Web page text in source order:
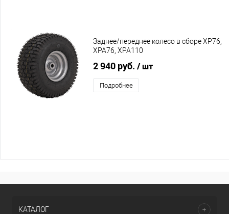
Заднее/переднее колесо в сборе XP76,
XPA76, XPA110
2 940 руб. / шт
Подробнее
КАТАЛОГ